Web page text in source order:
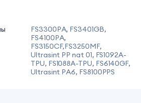
FS3300PA, FS3401GB,
FS4100PA,
FS3150CF,FS3250MF,
Ultrasint PP nat 01, FS1092A-
TPU, FS1088A-TPU, FS6140GF,
Ultrasint PA6, FS8100PPS